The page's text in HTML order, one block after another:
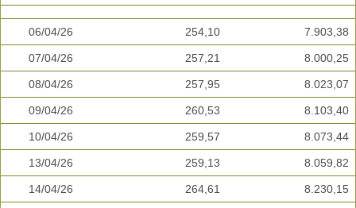
06/04/26 254,10 7.903,38
07/04/26 257,21 8.000,25
08/04/26 257,95 8.023,07
09/04/26 260,53 8.103,40
10/04/26 259,57 8.073,44
13/04/26 259,13 8.059,82
14/04/26 264,61 8.230,15